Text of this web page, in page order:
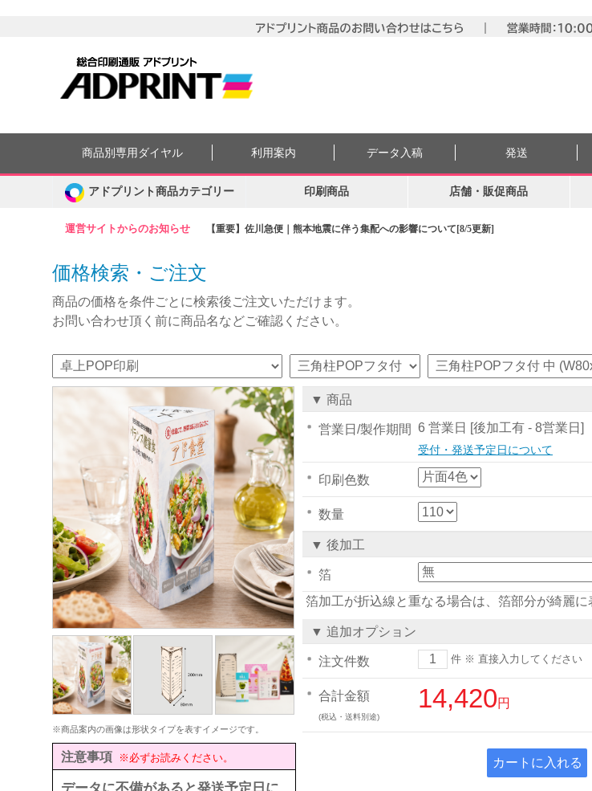
運営サイトからのお知らせ 【重要】佐川急便｜熊本地震に伴う集配への影響について[8/5更新]
商品別専用ダイヤル 利用案内 データ入稿 発送
アドプリント商品カテゴリー 印刷商品 店舗・販促商品
価格検索・ご注文
商品の価格を条件ごとに検索後ご注文いただけます。
お問い合わせ頂く前に商品名などご確認ください。
※商品案内の画像は形状タイプを表すイメージです。
注意事項 ※必ずお読みください。
▼ 商品
営業日/製作期間 6 営業日 [後加工有 - 8営業日]
受付・発送予定日について
印刷色数
数量
▼ 後加工
箔
箔加工が折込線と重なる場合は、箔部分が綺麗に
▼ 追加オプション
注文件数 件 ※ 直接入力してください
合計金額
(税込・送料別途)
14,420円
カートに入れる